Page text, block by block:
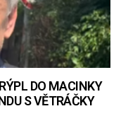
DO MACINKY
S VĚTRÁČKY